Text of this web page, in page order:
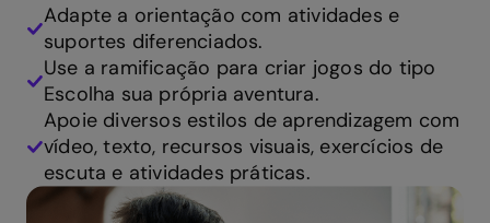
Adapte a orientação com atividades e
suportes diferenciados.
Use a ramificação para criar jogos do tipo
Escolha sua própria aventura.
Apoie diversos estilos de aprendizagem com
vídeo, texto, recursos visuais, exercícios de
escuta e atividades práticas.